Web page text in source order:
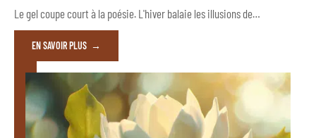
Le gel coupe court à la poésie. L'hiver balaie les illusions de…
EN SAVOIR PLUS